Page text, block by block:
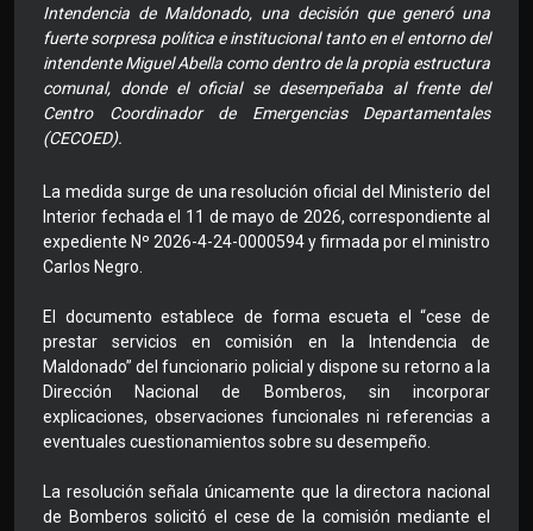
Intendencia de Maldonado, una decisión que generó una
fuerte sorpresa política e institucional tanto en el entorno del
intendente Miguel Abella como dentro de la propia estructura
comunal, donde el oficial se desempeñaba al frente del
Centro Coordinador de Emergencias Departamentales
(CECOED).
La medida surge de una resolución oficial del Ministerio del
Interior fechada el 11 de mayo de 2026, correspondiente al
expediente Nº 2026-4-24-0000594 y firmada por el ministro
Carlos Negro.
El documento establece de forma escueta el “cese de
prestar servicios en comisión en la Intendencia de
Maldonado” del funcionario policial y dispone su retorno a la
Dirección Nacional de Bomberos, sin incorporar
explicaciones, observaciones funcionales ni referencias a
eventuales cuestionamientos sobre su desempeño.
La resolución señala únicamente que la directora nacional
de Bomberos solicitó el cese de la comisión mediante el